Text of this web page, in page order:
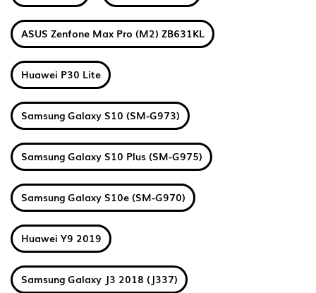
ASUS Zenfone Max Pro (M2) ZB631KL
Huawei P30 Lite
Samsung Galaxy S10 (SM-G973)
Samsung Galaxy S10 Plus (SM-G975)
Samsung Galaxy S10e (SM-G970)
Huawei Y9 2019
Samsung Galaxy J3 2018 (J337)